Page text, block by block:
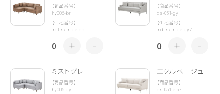
【商品番号】
hy006-br
【生地番号】
mdf-sample-dbr
0 + -
ミストグレー
【商品番号】
hy006-gy
【商品番号】
ds-051-gy
【生地番号】
mdf-sample-gy7
0 + -
エクルベージュ
【商品番号】
ds-051-ebe